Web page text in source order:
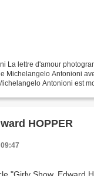
La lettre d'amour
Michelangelo Antonioni
Antonioni est
HOPPER